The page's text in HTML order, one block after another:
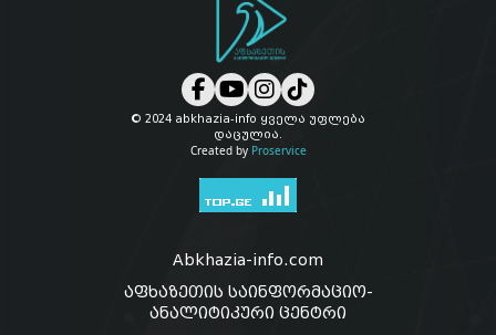
© 2024 abkhazia-info ყველა უფლება
დაცულია.
Created by Proservice
Abkhazia-info.com
აფხაზეთის საინფორმაციო-
ანალიტიკური ცენტრი